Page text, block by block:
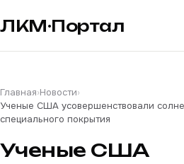
ЛКМ·Портал
Главная›Новости›
Ученые США усовершенствовали
специального покрытия
Ученые США